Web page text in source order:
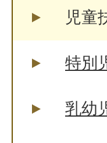
児童
特別
乳幼